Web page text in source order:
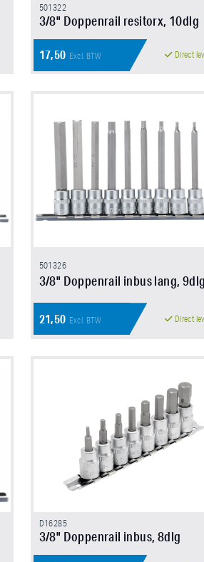
501322
3/8" Doppenrail resitorx, 10dlg
17,50 Excl. BTW Direct
501326
3/8" Doppenrail inbus lang, 9dlg
21,50 Excl. BTW Direct
D16285
3/8" Doppenrail inbus, 8dlg